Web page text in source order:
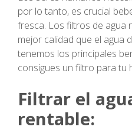
por lo tanto, es crucial
fresca. Los filtros de agua
mejor calidad que el agua
tenemos los principales
consigues un filtro para tu
Filtrar el
rentable: